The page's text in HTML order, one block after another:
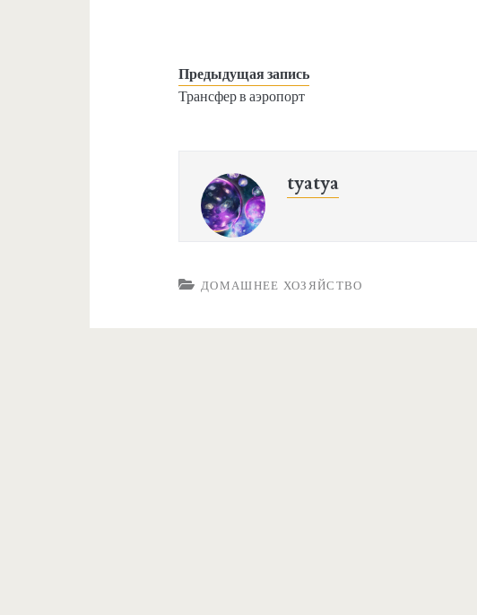
Предыдущая запись
Трансфер в аэропорт
tyatya
ДОМАШНЕЕ ХОЗЯЙСТВО